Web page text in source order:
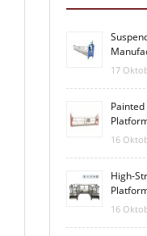
17
16
High-
16